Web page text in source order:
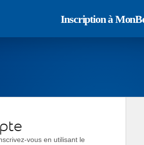
Inscription à
vous en utilisant le